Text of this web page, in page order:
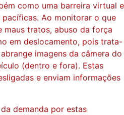
como uma barreira virtual e
Ao monitorar o que
maus tratos, abuso da força
em deslocamento, pois trata-
imagens da câmera do
(dentro e fora). Estas
e enviam informações
demanda por estas